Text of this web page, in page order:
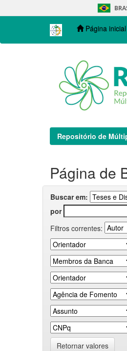
navigation
Página inicial
Repositório de
Página de
Buscar em:
por
Filtros correntes:
Retornar valores